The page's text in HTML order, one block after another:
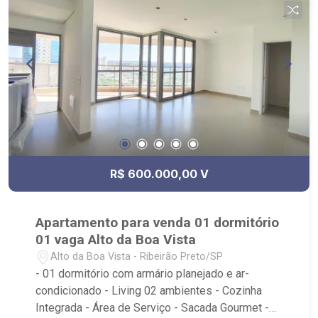
Unidade Guaporé, Casa de Bolos, Kikito`s Grill,
Plaza Mirante Sul, Condomínio Evidence,
Condomínio Jardim Sul
R$ 600.000,00 V
Apartamento para venda 01 dormitório
01 vaga Alto da Boa Vista
Alto da Boa Vista - Ribeirão Preto/SP
- 01 dormitório com armário planejado e ar-
condicionado - Living 02 ambientes - Cozinha
Integrada - Área de Serviço - Sacada Gourmet -